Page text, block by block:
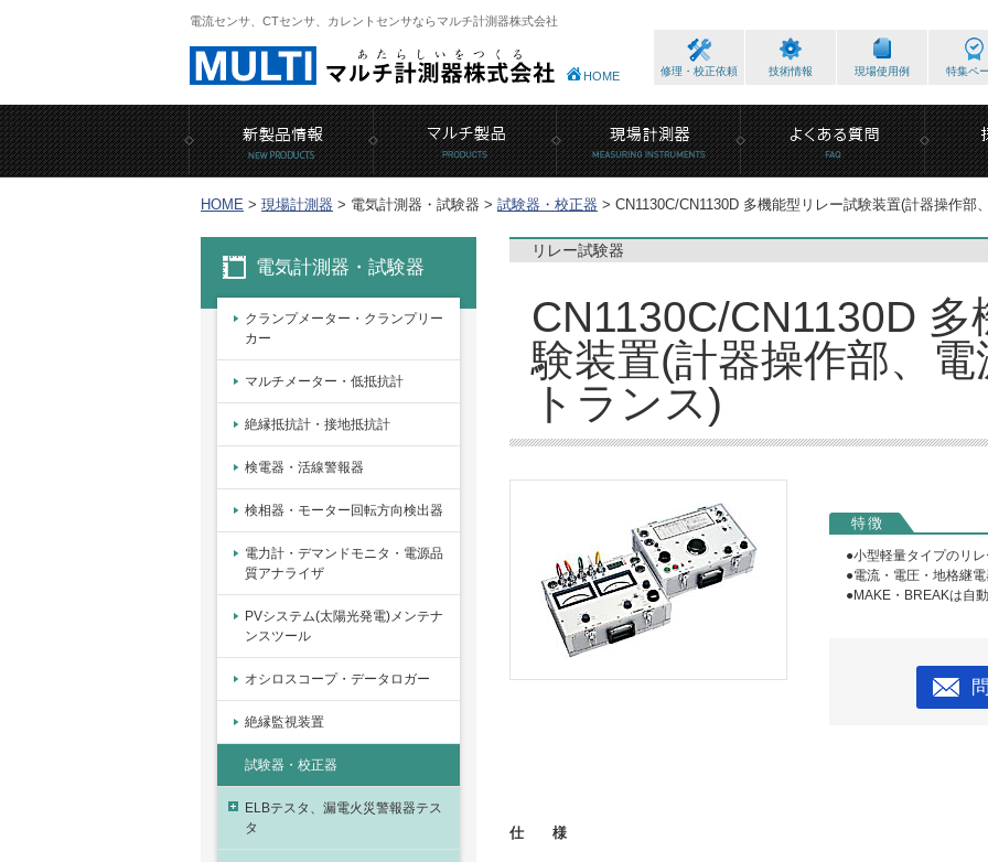
電流センサ、CTセンサ、カレントセンサならマルチ計測器株式会社
HOME 修理・校正依頼 技術情報 現場使用例 特集ペ
HOME > 現場計測器 > 電気計測器・試験器 > 試験器・校正器 > CN1130C/CN1130D 多機能型リレー試験装置(計器操作部
電気計測器・試験器
クランプメーター・クランプリー
カー
マルチメーター・低抵抗計
絶縁抵抗計・接地抵抗計
検電器・活線警報器
検相器・モーター回転方向検出器
電力計・デマンドモニタ・電源品
質アナライザ
PVシステム(太陽光発電)メンテナ
ンスツール
オシロスコープ・データロガー
絶縁監視装置
試験器・校正器
ELBテスタ、漏電火災警報器テス
タ
リレー試験器
CN1130C/CN1130D
験装置(計器操作部、
トランス)
特徴
●小型軽量タイプのリ
●電流・電圧・地格継
●MAKE・BREAKは自
仕 様